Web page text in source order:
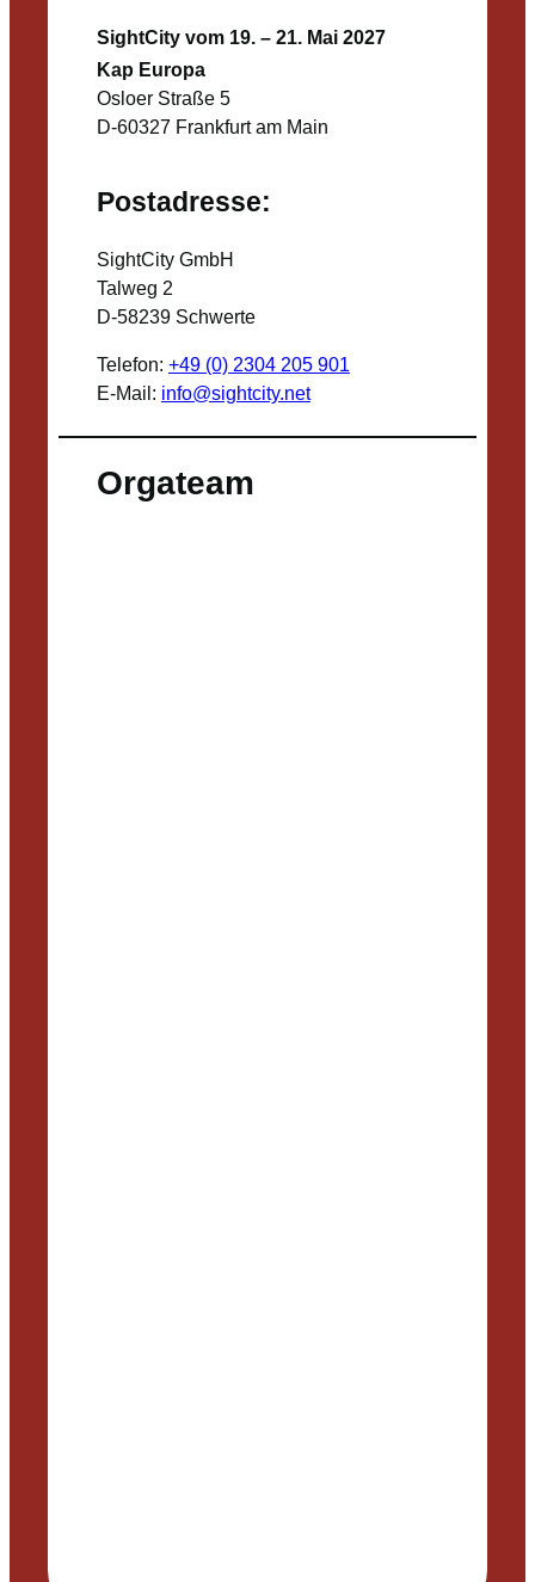
SightCity vom 19. – 21. Mai 2027
Kap Europa
Osloer Straße 5
D-60327 Frankfurt am Main
Postadresse:
SightCity GmbH
Talweg 2
D-58239 Schwerte
Telefon: +49 (0) 2304 205 901
E-Mail: info@sightcity.net
Orgateam